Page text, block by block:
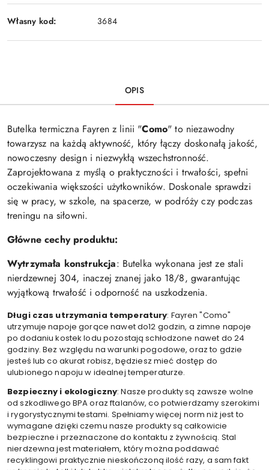
Własny kod: 3684
OPIS
Butelka termiczna Fayren z linii "Como" to niezawodny
towarzysz na każdą aktywność, który łączy doskonałą jakość,
nowoczesny design i niezwykłą wszechstronność.
Zaprojektowana z myślą o praktyczności i trwałości, spełni
oczekiwania większości użytkowników. Doskonale sprawdzi
się w pracy, w szkole, na spacerze, w podróży czy podczas
treningu na siłowni.
Główne cechy produktu:
Wytrzymała konstrukcja: Butelka wykonana jest ze stali
nierdzewnej 304, inaczej znanej jako 18/8, gwarantując
wyjątkową trwałość i odporność na uszkodzenia.
Długi czas utrzymania temperatury: Fayren "Como"
utrzymuje napoje gorące nawet do12 godzin, a zimne napoje
po dodaniu kostek lodu pozostają schłodzone nawet do 24
godziny. Bez względu na warunki pogodowe, oraz to gdzie
jesteś lub co akurat robisz, będziesz mieć dostęp do
ulubionego napoju w idealnej temperaturze.
Bezpieczny i ekologiczny: Nasze produkty są zawsze wolne
od szkodliwego BPA oraz ftalanów, co potwierdzamy szerokimi
i rygorystycznymi testami. Spełniamy więcej norm niż jest to
wymagane dzięki czemu nasze produkty są całkowicie
bezpieczne i przeznaczone do kontaktu z żywnością. Stal
nierdzewna jest materiałem, który można poddawać
recyklingowi praktycznie nieskończoną ilość razy, a sam fakt